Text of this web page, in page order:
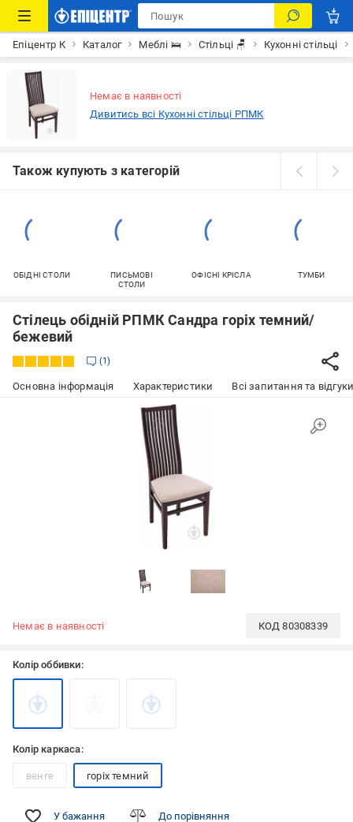
Епіцентр К Каталог Меблі 🛌 Стільці 🪑 Кухонні стільці
Немає в наявності
Дивитись всі Кухонні стільці РПМК
Також купують з категорій
ОБІДНІ СТОЛИ
ПИСЬМОВІ
СТОЛИ
ОФІСНІ КРІСЛА ТУМБИ
Стілець обідній РПМК Сандра горіх темний/
бежевий
1
Основна інформація Характеристики Всі запитання та
Немає в наявності КОД80308339
Колір оббивки:
Колір каркаса:
венге горіх темний
У бажання До порівняння